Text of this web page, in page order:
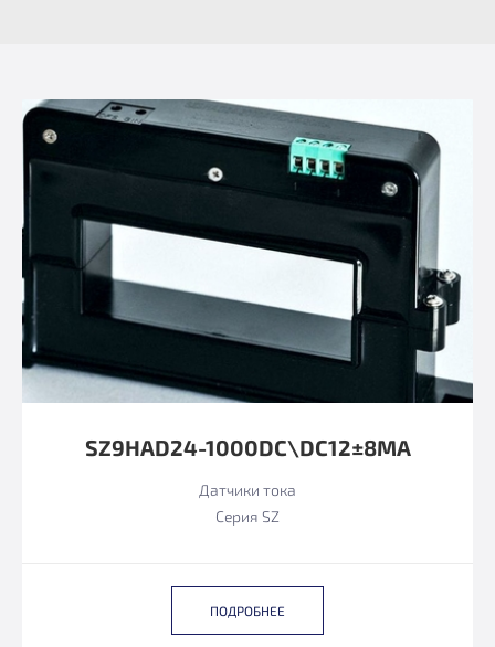
SZ9HAD24-1000DC\DC12±8MA
Датчики тока
Серия SZ
ПОДРОБНЕЕ